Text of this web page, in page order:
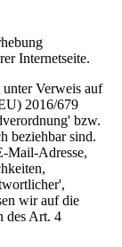
Internetseite.
Verweis auf
2016/679
bzw.
beziehbar sind.
Mail-Adresse,
wir auf die
des Art. 4